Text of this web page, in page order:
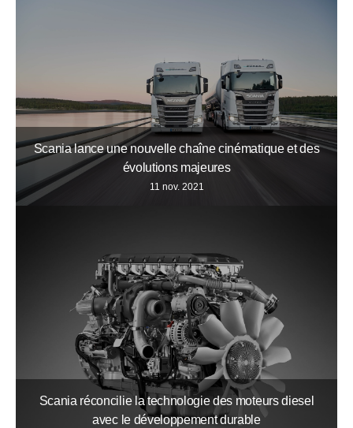
Scania lance une nouvelle chaîne cinématique et des
évolutions majeures
11 nov. 2021
Scania réconcilie la technologie des moteurs diesel
avec le développement durable